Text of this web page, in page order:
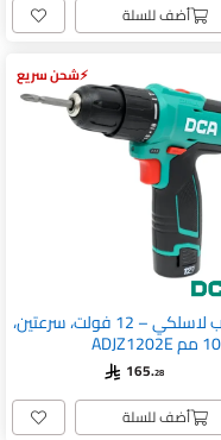
أضف للسلة
شحن سريع
مثقاب لاسلكي – 12 فولت، سرعتين،
165.28
أضف للسلة